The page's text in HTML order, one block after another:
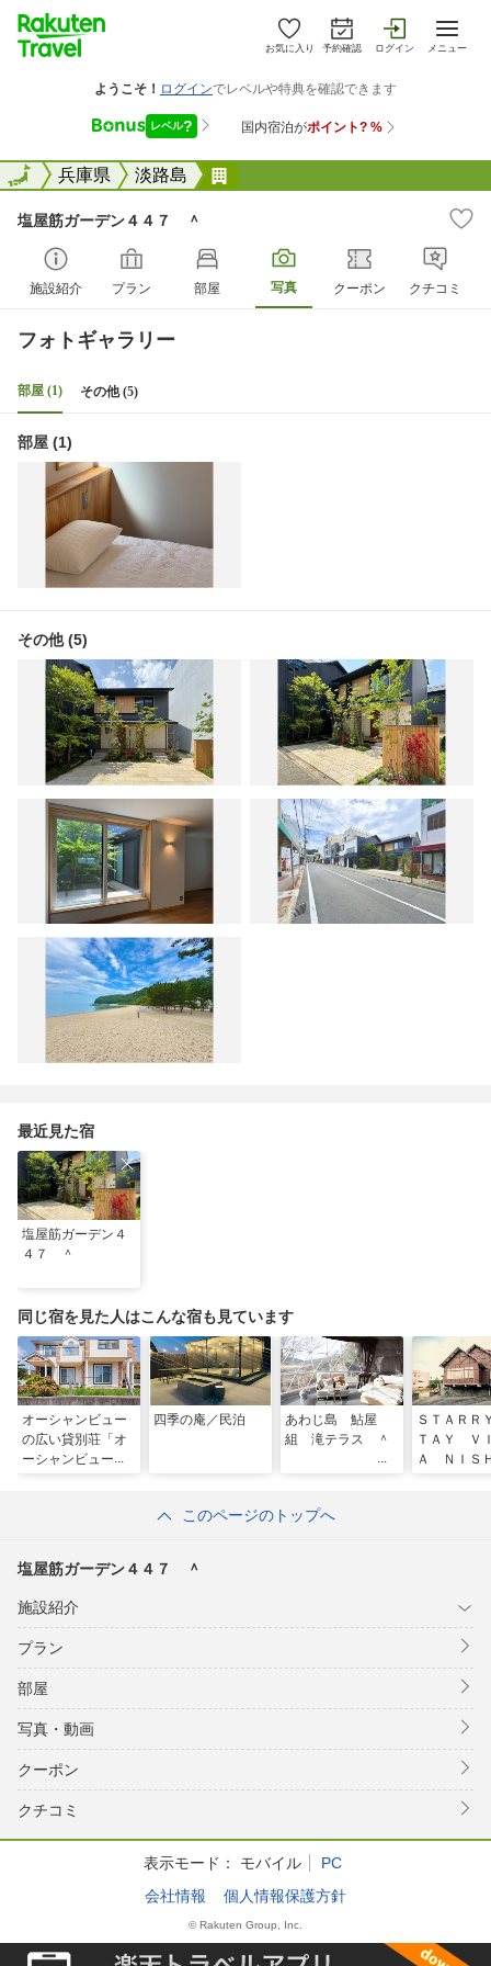
お気に入り 予約確認 ログイン メニュー
全国兵庫県 淡路島
全国
塩屋筋ガーデン４４７ ＾
施設紹介 プラン 部屋 写真 クーポン クチコミ
フォトギャラリー
部屋 (1) その他 (5)
部屋 (1)
その他 (5)
最近見た宿
塩屋筋ガーデン４
４７ ＾
同じ宿を見た人はこんな宿も見ています
オーシャンビュー
の広い貸別荘「オ
ーシャンビューテ
四季の庵／民泊
あわじ島 鮎屋
組 滝テラス ＾
ＳＴＡＲ
ＴＡＹ Ｖ
Ａ ＮＩＳ
このページのトップへ
塩屋筋ガーデン４４７ ＾
施設紹介
プラン
部屋
写真・動画
クーポン
クチコミ
表示モード： モバイル
PC
会社情報
個人情報保護方針
© Rakuten Group, Inc.